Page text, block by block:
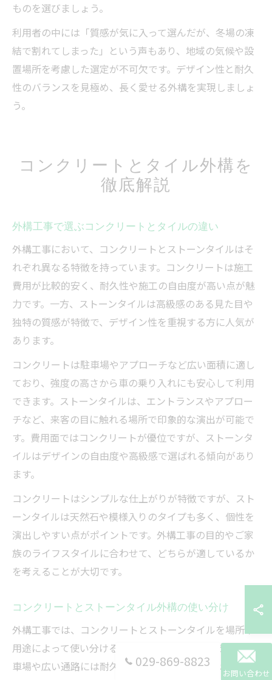
ものを選びましょう。
利用者の中には「質感が気に入って選んだが、冬場の凍
結で割れてしまった」という声もあり、地域の気候や設
置場所を考慮した選定が不可欠です。デザイン性と耐久
性のバランスを見極め、長く愛せる外構を実現しましょ
う。
コンクリートとタイル外構を
徹底解説
外構工事で選ぶコンクリートとタイルの違い
外構工事において、コンクリートとストーンタイルはそ
れぞれ異なる特徴を持っています。コンクリートは施工
費用が比較的安く、耐久性や施工の自由度が高い点が魅
力です。一方、ストーンタイルは高級感のある見た目や
独特の質感が特徴で、デザイン性を重視する方に人気が
あります。
コンクリートは駐車場やアプローチなど広い面積に適し
ており、強度の高さから車の乗り入れにも安心して利用
できます。ストーンタイルは、エントランスやアプロー
チなど、来客の目に触れる場所で印象的な演出が可能で
す。費用面ではコンクリートが優位ですが、ストーンタ
イルはデザインの自由度や高級感で選ばれる傾向があり
ます。
コンクリートはシンプルな仕上がりが特徴ですが、スト
ーンタイルは天然石や模様入りのタイプも多く、個性を
演出しやすい点がポイントです。外構工事の目的やご家
族のライフスタイルに合わせて、どちらが適しているか
を考えることが大切です。
コンクリートとストーンタイル外構の使い分け
外構工事では、コンクリートとストーンタイルを場所や
用途によって使い分けることが一般的です。例えば、駐
車場や広い通路には耐久性とコストパフォーマンスを重
029-869-8823
お問い合わせ